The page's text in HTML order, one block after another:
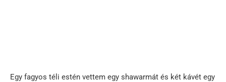
Egy fagyos téli estén vettem egy shawarmát és két kávét egy